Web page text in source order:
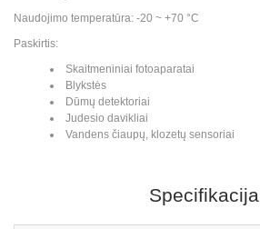
Naudojimo temperatūra: -20 ~ +70 °C
Paskirtis:
Skaitmeniniai fotoaparatai
Blykstės
Dūmų detektoriai
Judesio davikliai
Vandens čiaupų, klozetų sensoriai
Specifikacija